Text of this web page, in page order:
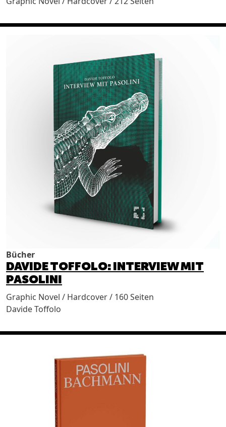
Bücher
DAVIDE TOFFOLO: INTERVIEW MIT
PASOLINI
Graphic Novel / Hardcover / 160 Seiten
Davide Toffolo